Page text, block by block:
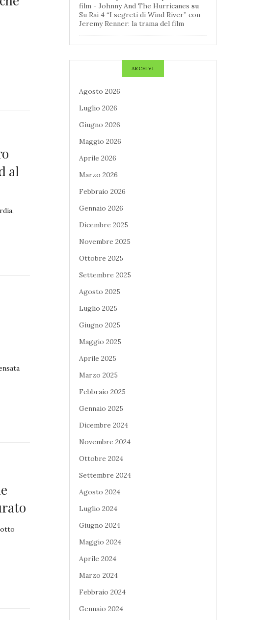
al
film - Johnny And The Hurricanes su
Su Rai 4 “I segreti di Wind River” con
Jeremy Renner: la trama del film
ARCHIVI
Agosto 2026
Luglio 2026
Giugno 2026
Maggio 2026
Aprile 2026
Marzo 2026
Febbraio 2026
Gennaio 2026
Dicembre 2025
Novembre 2025
Ottobre 2025
Settembre 2025
Agosto 2025
Luglio 2025
Giugno 2025
Maggio 2025
Aprile 2025
Marzo 2025
Febbraio 2025
Gennaio 2025
Dicembre 2024
Novembre 2024
Ottobre 2024
Settembre 2024
Agosto 2024
Luglio 2024
Giugno 2024
Maggio 2024
Aprile 2024
Marzo 2024
Febbraio 2024
Gennaio 2024